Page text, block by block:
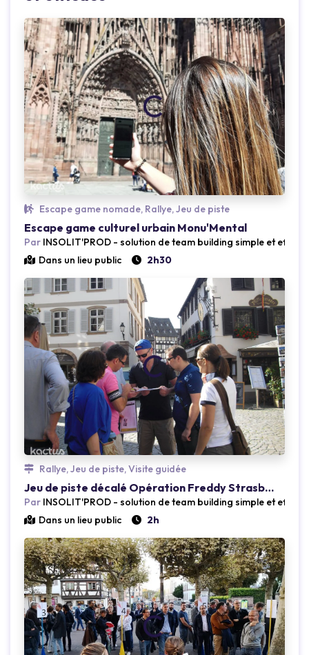
Escape game nomade, Rallye, Jeu de piste
Escape game culturel urbain Monu'Mental
Par INSOLIT'PROD - solution de team building simple et
Dans un lieu public
2h30
Loading...
Rallye, Jeu de piste, Visite guidée
Jeu de piste décalé Opération Freddy Strasbourg
Par INSOLIT'PROD - solution de team building simple et
Dans un lieu public
2h
Loading...